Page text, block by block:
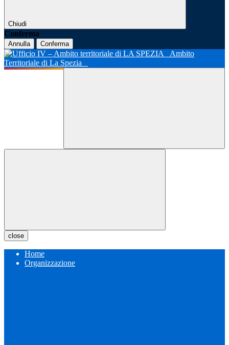
Chiudi
Conferma
Annulla Conferma
Ambito
Territoriale di La Spezia
close
Home
Organizzazione